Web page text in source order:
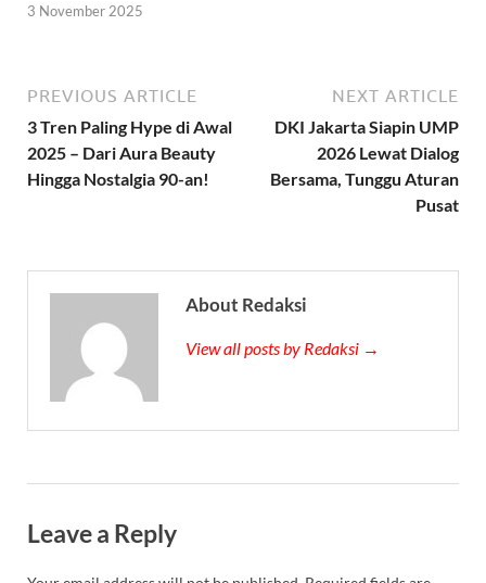
3 November 2025
PREVIOUS ARTICLE
3 Tren Paling Hype di Awal
2025 – Dari Aura Beauty
Hingga Nostalgia 90-an!
NEXT ARTICLE
DKI Jakarta Siapin UMP
2026 Lewat Dialog
Bersama, Tunggu Aturan
Pusat
About Redaksi
View all posts by Redaksi →
Leave a Reply